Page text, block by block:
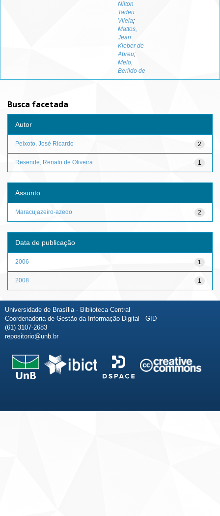
Nilton
Tadeu
Vilela;
Mattos,
Jean
Kleber de
Abreu;
Melo,
Berildo de
Busca facetada
Autor
2
Peixoto, José Ricardo
1
Resende, Renato de Oliveira
Assunto
2
Maracujazeiro-azedo
Data de publicação
1
2006
1
2008
Universidade de Brasília - Biblioteca Central
Coordenadoria de Gestão da Informação Digital - GID
(61) 3107-2683
repositorio@unb.br